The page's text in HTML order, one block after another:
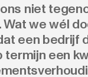
niet
we wél
een bedrijf
termijn een